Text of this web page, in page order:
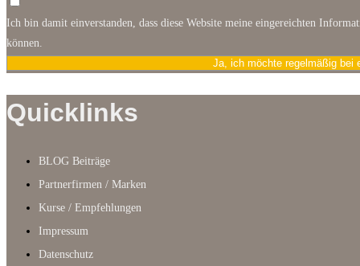
Ich bin damit einverstanden, dass diese Website meine eingereichten
können.
Ja, ich möchte regelmäßig bei
Quicklinks
BLOG Beiträge
Partnerfirmen / Marken
Kurse / Empfehlungen
Impressum
Datenschutz